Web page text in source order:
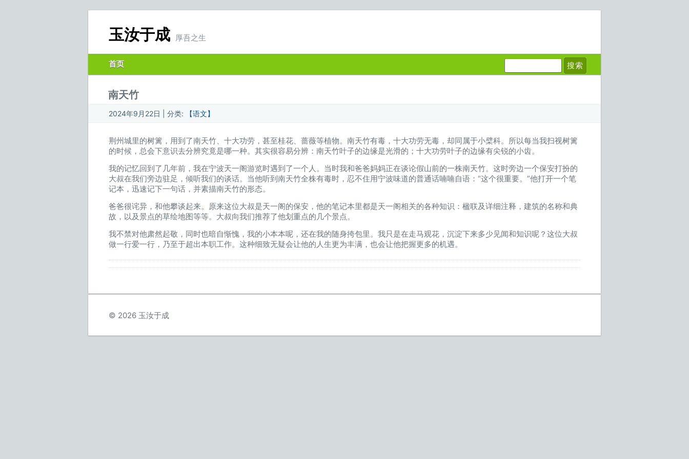
玉汝于成 厚吾之生
首页
南天竹
2024年9月22日 | 分类: 【语文】
荆州城里的树篱，用到了南天竹、十大功劳，甚至桂花、蔷薇等植物。南天竹有毒，十大功劳无毒，却同属于小檗科。所以每当我扫视树篱
的时候，总会下意识去分辨究竟是哪一种。其实很容易分辨：南天竹叶子的边缘是光滑的；十大功劳叶子的边缘有尖锐的小齿。
我的记忆回到了几年前，我在宁波天一阁游览时遇到了一个人。当时我和爸爸妈妈正在谈论假山前的一株南天竹。这时旁边一个保安打扮的
大叔在我们旁边驻足，倾听我们的谈话。当他听到南天竹全株有毒时，忍不住用宁波味道的普通话喃喃自语：“这个很重要。”他打开一个笔
记本，迅速记下一句话，并素描南天竹的形态。
爸爸很诧异，和他攀谈起来。原来这位大叔是天一阁的保安，他的笔记本里都是天一阁相关的各种知识：楹联及详细注释，建筑的名称和典
故，以及景点的草绘地图等等。大叔向我们推荐了他划重点的几个景点。
我不禁对他肃然起敬，同时也暗自惭愧，我的小本本呢，还在我的随身挎包里。我只是在走马观花，沉淀下来多少见闻和知识呢？这位大叔
做一行爱一行，乃至于超出本职工作。这种细致无疑会让他的人生更为丰满，也会让他把握更多的机遇。
© 2026 玉汝于成